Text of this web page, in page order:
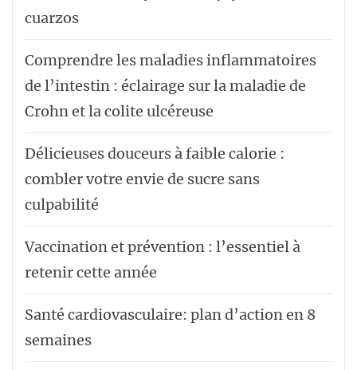
cuarzos
Comprendre les maladies inflammatoires
de l’intestin : éclairage sur la maladie de
Crohn et la colite ulcéreuse
Délicieuses douceurs à faible calorie :
combler votre envie de sucre sans
culpabilité
Vaccination et prévention : l’essentiel à
retenir cette année
Santé cardiovasculaire: plan d’action en 8
semaines